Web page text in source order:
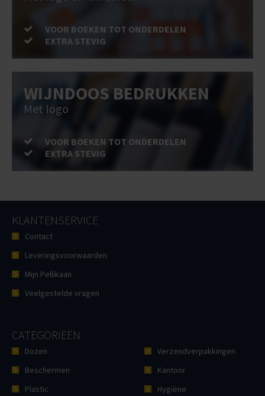
VOOR BOEKEN TOT ONDERDELEN
EXTRA STEVIG
WIJNDOOS BEDRUKKEN
Met logo
VOOR BOEKEN TOT ONDERDELEN
EXTRA STEVIG
KLANTENSERVICE
Contact
Leveringsvoorwaarden
Mijn Pellikaan
Veelgestelde vragen
CATEGORIEËN
Dozen
Beschermen
Plastic
Verzendverpakkingen
Kantoor
Hygiëne